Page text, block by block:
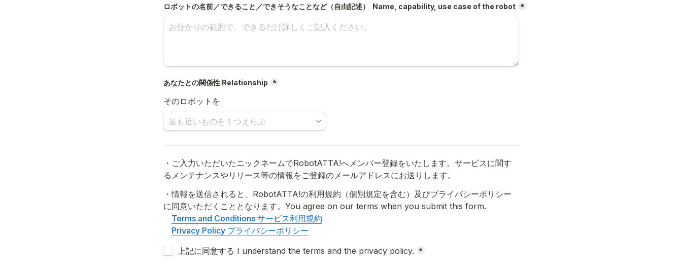
ロボットの名前／できること／できそうなことなど（自由記述）  Name, capability, use case of the robot *
あなたとの関係性 Relationship *
そのロボットを
・ご入力いただいたニックネームでRobotATTA!へメンバー登録をいたします。サービスに関す
・情報を送信されると、RobotATTA!の利用規約（個別規定を含む）及びプライバシーポリシー
に同意いただくこととなります。You agree on our terms when you submit this form.
Terms and Conditions サービス利用規約
Privacy Policy プライバシーポリシー
Untitled checkboxes field
上記に同意する I understand the terms and the privacy policy. *